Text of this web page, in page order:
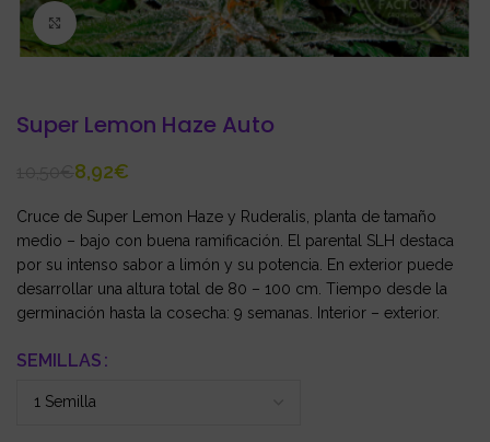
Click to enlarge
Super Lemon Haze Auto
8,92€
Cruce de Super Lemon Haze y Ruderalis, planta de tamaño
medio – bajo con buena ramificación. El parental SLH destaca
por su intenso sabor a limón y su potencia. En exterior puede
desarrollar una altura total de 80 – 100 cm. Tiempo desde la
germinación hasta la cosecha: 9 semanas. Interior – exterior.
SEMILLAS